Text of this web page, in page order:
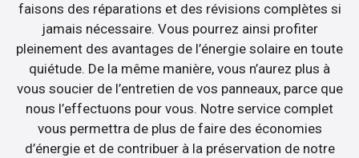
faisons des réparations et des révisions complètes si
jamais nécessaire. Vous pourrez ainsi profiter
pleinement des avantages de l’énergie solaire en toute
quiétude. De la même manière, vous n’aurez plus à
vous soucier de l’entretien de vos panneaux, parce que
nous l’effectuons pour vous. Notre service complet
vous permettra de plus de faire des économies
d’énergie et de contribuer à la préservation de notre